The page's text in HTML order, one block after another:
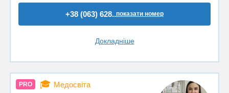
+38 (063) 628..показати номер
Докладніше
PRO 🎓 Медосвіта